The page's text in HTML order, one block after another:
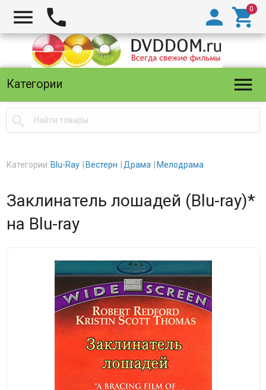
  

Категории 

Категории: Blu-Ray Вестерн Драма Мелодрама
Заклинатель лошадей (Blu-ray)*
на Blu-ray